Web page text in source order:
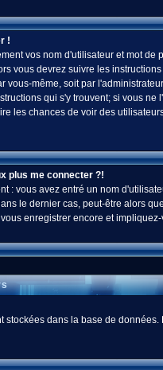
!
vos nom d'utilisateur et mot
vous devrez suivre les
vous-même, soit par
qui s'y trouvent; si vous
les chances de voir des
plus me connecter ?!
: vous avez entré un nom
le dernier cas, peut-être alors
enregistrer encore et
stockées dans la base de